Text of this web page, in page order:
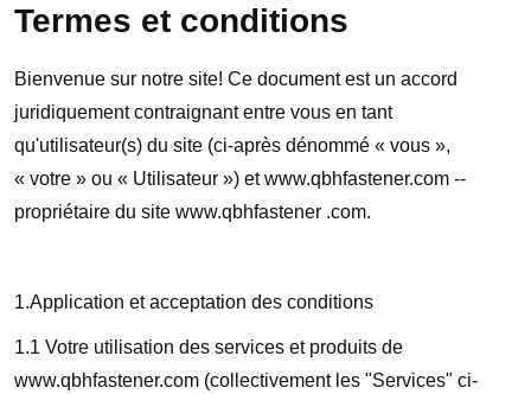
Termes et conditions
Bienvenue sur notre site! Ce document est un accord
juridiquement contraignant entre vous en tant
qu'utilisateur(s) du site (ci-après dénommé « vous »,
« votre » ou « Utilisateur ») et www.qbhfastener.com --
propriétaire du site www.qbhfastener .com.
1.Application et acceptation des conditions
1.1 Votre utilisation des services et produits de
www.qbhfastener.com (collectivement les "Services" ci-